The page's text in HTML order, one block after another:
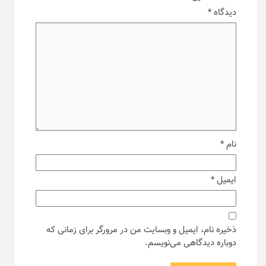
دیدگاه*
نام*
ایمیل*
ذخیره نام، ایمیل و وبسایت من در مرورگر برای زمانی که
دوباره دیدگاهی می‌نویسم.